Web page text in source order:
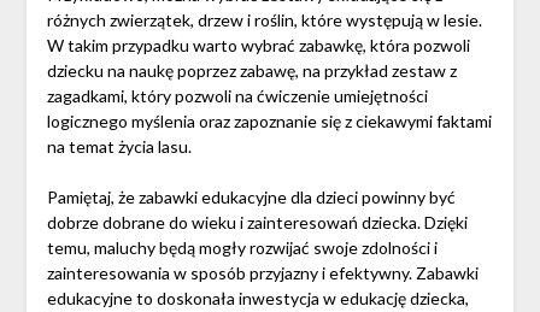
różnych zwierzątek, drzew i roślin, które występują w lesie.
W takim przypadku warto wybrać zabawkę, która pozwoli
dziecku na naukę poprzez zabawę, na przykład zestaw z
zagadkami, który pozwoli na ćwiczenie umiejętności
logicznego myślenia oraz zapoznanie się z ciekawymi faktami
na temat życia lasu.
Pamiętaj, że zabawki edukacyjne dla dzieci powinny być
dobrze dobrane do wieku i zainteresowań dziecka. Dzięki
temu, maluchy będą mogły rozwijać swoje zdolności i
zainteresowania w sposób przyjazny i efektywny. Zabawki
edukacyjne to doskonała inwestycja w edukację dziecka,